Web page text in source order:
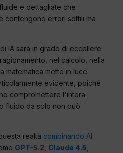
e dettagliate che
contengono errori sottili ma
IA sarà in grado di eccellere
nel calcolo, nella
matematica mette in luce
evidente, poiché
compromettere l'intera
fluido da solo non può
realtà combinando AI
GPT-5.2, Claude 4.5,